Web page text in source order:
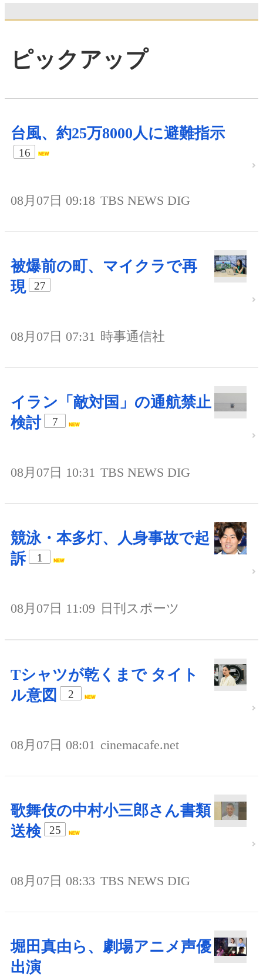
ピックアップ
台風、約25万8000人に避難指示
16
08月07日 09:18 TBS NEWS DIG
被爆前の町、マイクラで再
現
27
08月07日 07:31 時事通信社
イラン「敵対国」の通航禁止
検討
7
08月07日 10:31 TBS NEWS DIG
競泳・本多灯、人身事故で起
訴
1
08月07日 11:09 日刊スポーツ
Tシャツが乾くまで タイト
ル意図
2
08月07日 08:01 cinemacafe.net
歌舞伎の中村小三郎さん書類
送検
25
08月07日 08:33 TBS NEWS DIG
堀田真由ら、劇場アニメ声優
出演